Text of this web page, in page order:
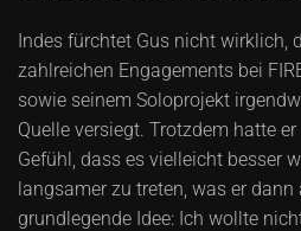
Indes fürchtet Gus nicht wirklich,
zahlreichen Engagements bei
sowie seinem Soloprojekt
Quelle versiegt. Trotzdem hatte
Gefühl, dass es vielleicht besser
langsamer zu treten, was er dann
grundlegende Idee: Ich wollte